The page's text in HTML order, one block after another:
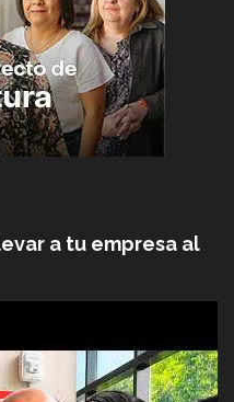
a tu empresa al